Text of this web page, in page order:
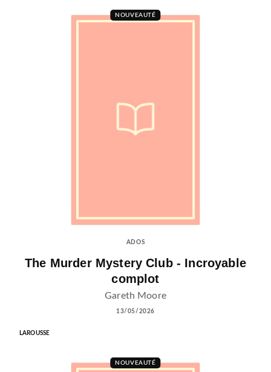
NOUVEAUTÉ
ADOS
The Murder Mystery Club - Incroyable
complot
Gareth Moore
13/05/2026
LAROUSSE
NOUVEAUTÉ